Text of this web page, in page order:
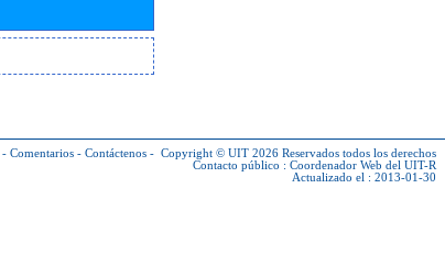
- Comentarios - Contáctenos - Copyright © UIT 2026 Reservados todos los derechos
Contacto público : Coordenador Web del UIT-R
Actualizado el : 2013-01-30